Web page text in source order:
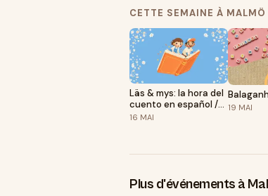
YOU WANT TO HELP?We
waste, who like to fix things
each other and we are
Technical skills are great,
social media and
skills or ideas!Read more
CETTE SEMAINE À MALMÖ
Läs & mys: la hora del
cuento en español /
Läs & mys: sagostund
16 MAI
19 MAI
Plus d'événements à